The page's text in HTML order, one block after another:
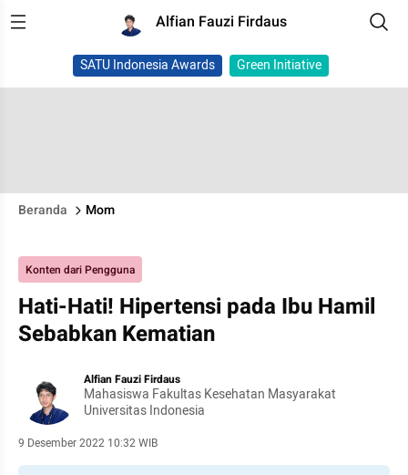
Alfian Fauzi Firdaus
SATU Indonesia Awards Green Initiative
Beranda Mom
Konten dari Pengguna
Hati-Hati! Hipertensi pada Ibu Hamil
Sebabkan Kematian
Alfian Fauzi Firdaus
Mahasiswa Fakultas Kesehatan Masyarakat
Universitas Indonesia
9 Desember 2022 10:32 WIB